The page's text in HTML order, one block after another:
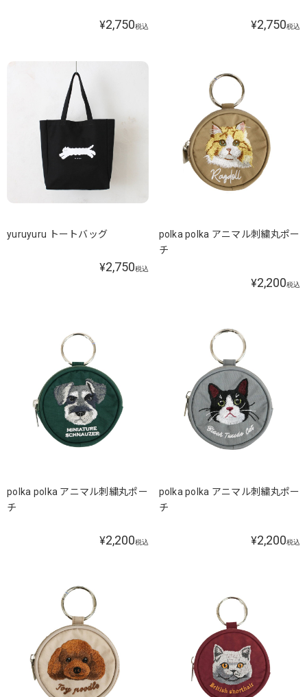
¥2,750税込 ¥2,750税込
yuruyuru トートバッグ
¥2,750税込
polka polka アニマル刺繍丸ポー
チ
¥2,200税込
polka polka アニマル刺繍丸ポー
チ
¥2,200税込
polka polka アニマル刺繍丸ポー
チ
¥2,200税込